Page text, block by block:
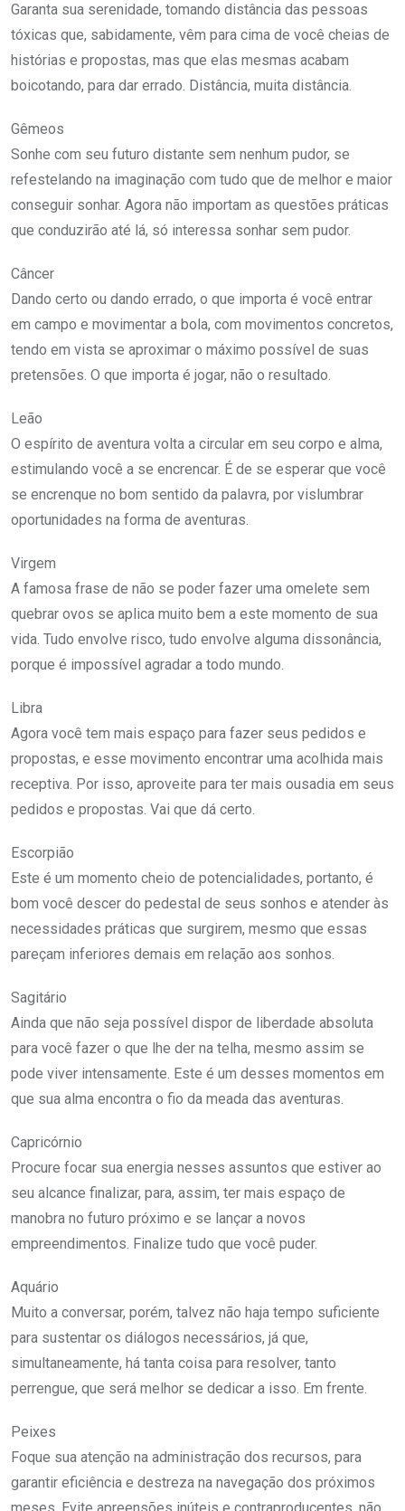
Garanta sua serenidade, tomando distância das pessoas
tóxicas que, sabidamente, vêm para cima de você cheias de
histórias e propostas, mas que elas mesmas acabam
boicotando, para dar errado. Distância, muita distância.
Gêmeos
Sonhe com seu futuro distante sem nenhum pudor, se
refestelando na imaginação com tudo que de melhor e maior
conseguir sonhar. Agora não importam as questões práticas
que conduzirão até lá, só interessa sonhar sem pudor.
Câncer
Dando certo ou dando errado, o que importa é você entrar
em campo e movimentar a bola, com movimentos concretos,
tendo em vista se aproximar o máximo possível de suas
pretensões. O que importa é jogar, não o resultado.
Leão
O espírito de aventura volta a circular em seu corpo e alma,
estimulando você a se encrencar. É de se esperar que você
se encrenque no bom sentido da palavra, por vislumbrar
oportunidades na forma de aventuras.
Virgem
A famosa frase de não se poder fazer uma omelete sem
quebrar ovos se aplica muito bem a este momento de sua
vida. Tudo envolve risco, tudo envolve alguma dissonância,
porque é impossível agradar a todo mundo.
Libra
Agora você tem mais espaço para fazer seus pedidos e
propostas, e esse movimento encontrar uma acolhida mais
receptiva. Por isso, aproveite para ter mais ousadia em seus
pedidos e propostas. Vai que dá certo.
Escorpião
Este é um momento cheio de potencialidades, portanto, é
bom você descer do pedestal de seus sonhos e atender às
necessidades práticas que surgirem, mesmo que essas
pareçam inferiores demais em relação aos sonhos.
Sagitário
Ainda que não seja possível dispor de liberdade absoluta
para você fazer o que lhe der na telha, mesmo assim se
pode viver intensamente. Este é um desses momentos em
que sua alma encontra o fio da meada das aventuras.
Capricórnio
Procure focar sua energia nesses assuntos que estiver ao
seu alcance finalizar, para, assim, ter mais espaço de
manobra no futuro próximo e se lançar a novos
empreendimentos. Finalize tudo que você puder.
Aquário
Muito a conversar, porém, talvez não haja tempo suficiente
para sustentar os diálogos necessários, já que,
simultaneamente, há tanta coisa para resolver, tanto
perrengue, que será melhor se dedicar a isso. Em frente.
Peixes
Foque sua atenção na administração dos recursos, para
garantir eficiência e destreza na navegação dos próximos